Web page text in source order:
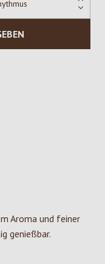
Aroma und feiner
genießbar.